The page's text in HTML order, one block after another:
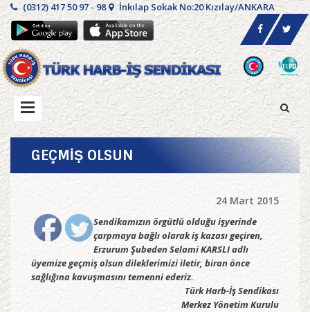
(0312) 417 50 97 - 98 İnkılap Sokak No:20 Kızılay/ANKARA
GEÇMİŞ OLSUN
24 Mart 2015
Sendikamızın örgütlü olduğu işyerinde
çarpmaya bağlı olarak iş kazası geçiren,
Erzurum Şubeden Selami KARSLI adlı
üyemize geçmiş olsun dileklerimizi iletir, biran önce
sağlığına kavuşmasını temenni ederiz.
Türk Harb-İş Sendikası
Merkez Yönetim Kurulu